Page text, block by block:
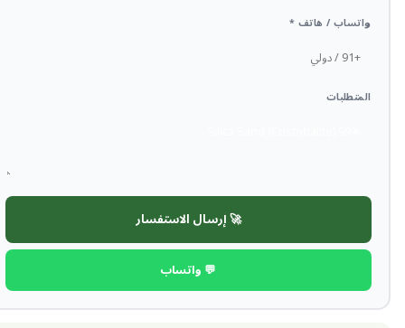
واتساب / هاتف *
المتطلبات
🚀 إرسال الاستفسار
💬 واتساب